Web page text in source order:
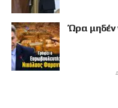
Ώρα μηδέν